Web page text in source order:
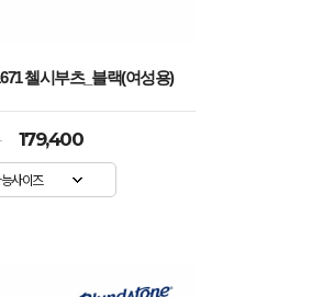
첼시부츠_블랙(여성용)
179,400
사이즈